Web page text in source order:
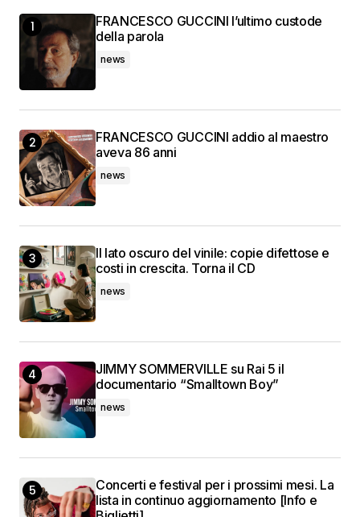
FRANCESCO GUCCINI l’ultimo custode
della parola
news
FRANCESCO GUCCINI addio al maestro
aveva 86 anni
news
Il lato oscuro del vinile: copie difettose e
costi in crescita. Torna il CD
news
JIMMY SOMMERVILLE su Rai 5 il
documentario “Smalltown Boy”
news
Concerti e festival per i prossimi mesi. La
lista in continuo aggiornamento [Info e